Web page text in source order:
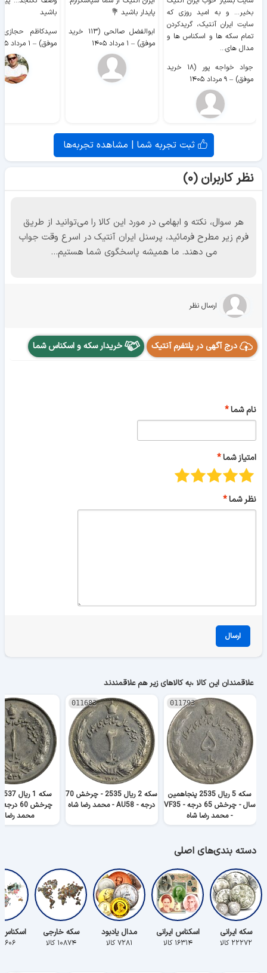
بخیر... و به امید روزی که
سایت ايران آنتیک، گریدکردن
تمام سکه ها و اسکناس ها و
مدال های...
جواد خواجه پور (۱۸ خرید
موفق) – ۹ مرداد ۱۴۰۵
پایدار باشید 💐
ابوالفضل صالحی (۱۱۳ خرید
موفق) – ۱ مرداد ۱۴۰۵
باشید
موفق) – ۱ مرداد ۱۴۰۵
ثبت تجربه شما | مشاهده تجربه‌ها
نظر کاربران (۰)
هر سوال، نکته و ابهامی در مورد این کالا را می‌توانید از طریق
فرم زیر مطرح فرمائید، پرسنل ایران آنتیک در اسرع وقت جواب
می دهند. ما همیشه پاسخگوی شما هستیم...
ارسال نظر
درج آگهی در پلتفرم آنتیک خریدار سکه و اسکناس شما
نام شما
امتیاز شما
نظر شما
ارسال
علاقمندان این کالا ،به کالاهای زیر هم علاقمندند
011793
سکه 5 ریال 2535 پنجاهمین
سال - چرخش 65 درجه - VF35
- محمد رضا شاه
011683
سکه 2 ریال 2535 - چرخش 70
درجه - AU58 - محمد رضا شاه
محمد رضا
دسته بندی‌های اصلی
سکه ایرانی
۲۲۲۷۲ کالا
اسکناس ایرانی
۱۶۳۱۴ کالا
مدال یادبود
۷۲۸۱ کالا
سکه خارجی
۱۰۸۷۴ کالا ۵۶۰۶ کالا